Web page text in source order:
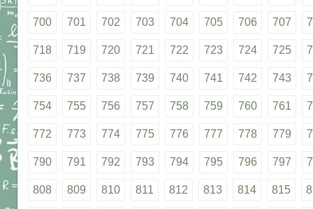
700 701 702 703 704 705 706 707
718 719 720 721 722 723 724 725
736 737 738 739 740 741 742 743
754 755 756 757 758 759 760 761
772 773 774 775 776 777 778 779
790 791 792 793 794 795 796 797
808 809 810 811 812 813 814 815